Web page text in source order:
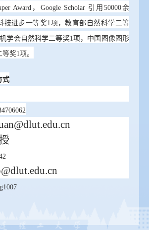
Award，Google Scholar 引用 50000余
技进步一等奖1项，教育部自然科学二等
学会自然科学二等奖1项，中国图像图形
奖1项。
式
@dlut.edu.cn
dlut.edu.cn